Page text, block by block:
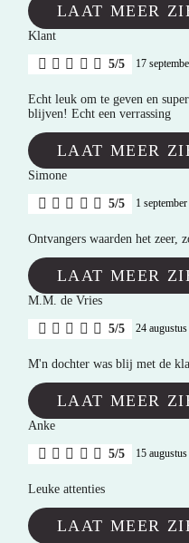
LAAT MEER
Klant
5/5 17
Echt leuk om te geven en
blijven! Echt een verrassing
LAAT MEER
Simone
5/5 1
Ontvangers waarden het zeer,
LAAT MEER
M.M. de Vries
5/5 24
M'n dochter was blij met de
LAAT MEER
Anke
5/5 15
Leuke attenties
LAAT MEER